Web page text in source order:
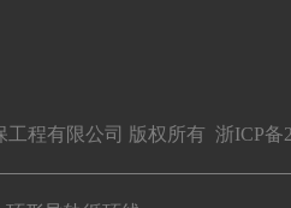
工程有限公司 版权所有 浙ICP备